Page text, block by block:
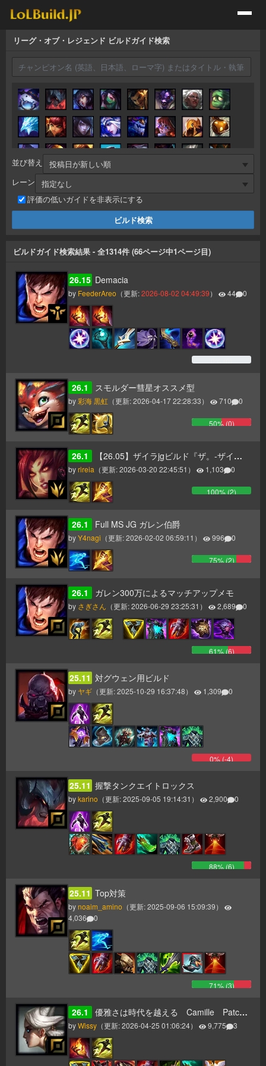
リーグ・オブ・レジェンド ビルドガイド検索
並び替え
レーン
評価の低いガイドを非表示にする
ビルドガイド検索結果 - 全1314件 (66ページ中1ページ目)
26.15 Demacia
by FeederAreo （更新:2026-08-02 04:49:39） 44 0
26.1 スモルダー彗星オススメ型
by彩海 黒虹 （更新:2026-04-17 22:28:33） 710 0
50% (0)
26.1 【26.05】ザイラjgビルド『ザ。-ザイラのホライゾンフォーカスについて-』
byrireia （更新:2026-03-20 22:45:51 ） 1,103 0
100% (2)
26.1 Full MS JG ガレン伯爵
byY4nagi （更新:2026-02-02 06:59:11 ） 996 0
75% (2)
26.1 ガレン300万によるマッチアップメモ
by さぎさん （更新:2026-06-29 23:25:31 ） 2,689 0
61% (6)
25.11 対グウェン用ビルド
by ヤギ （更新:2025-10-29 16:37:48） 1,309 0
0% (-4)
25.11 握撃タンクエイトロックス
bykarino （更新:2025-09-05 19:14:31 ） 2,900 0
88% (6)
25.11 Top対策
bynoaim_amino （更新:2025-09-06 15:09:39）
4,036
0
71% (3)
26.1 優雅さは時代を越える Camille Patch26.1～
byWissy （更新:2026-04-25 01:06:24） 9,775 3